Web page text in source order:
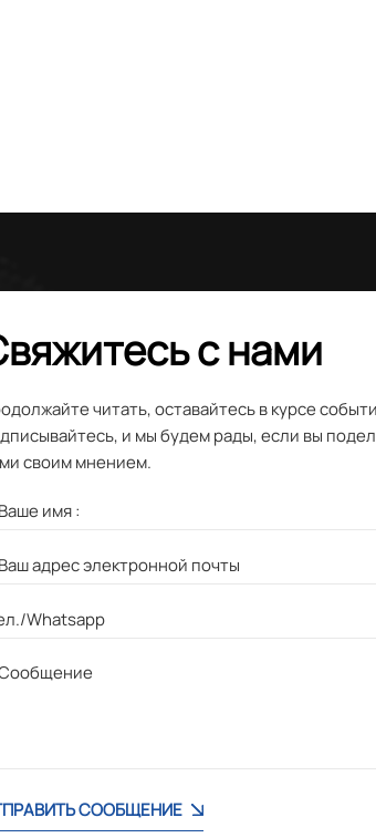
с нами
читать, оставайтесь в курсе
и мы будем рады, если вы
своим мнением.
СООБЩЕНИЕ